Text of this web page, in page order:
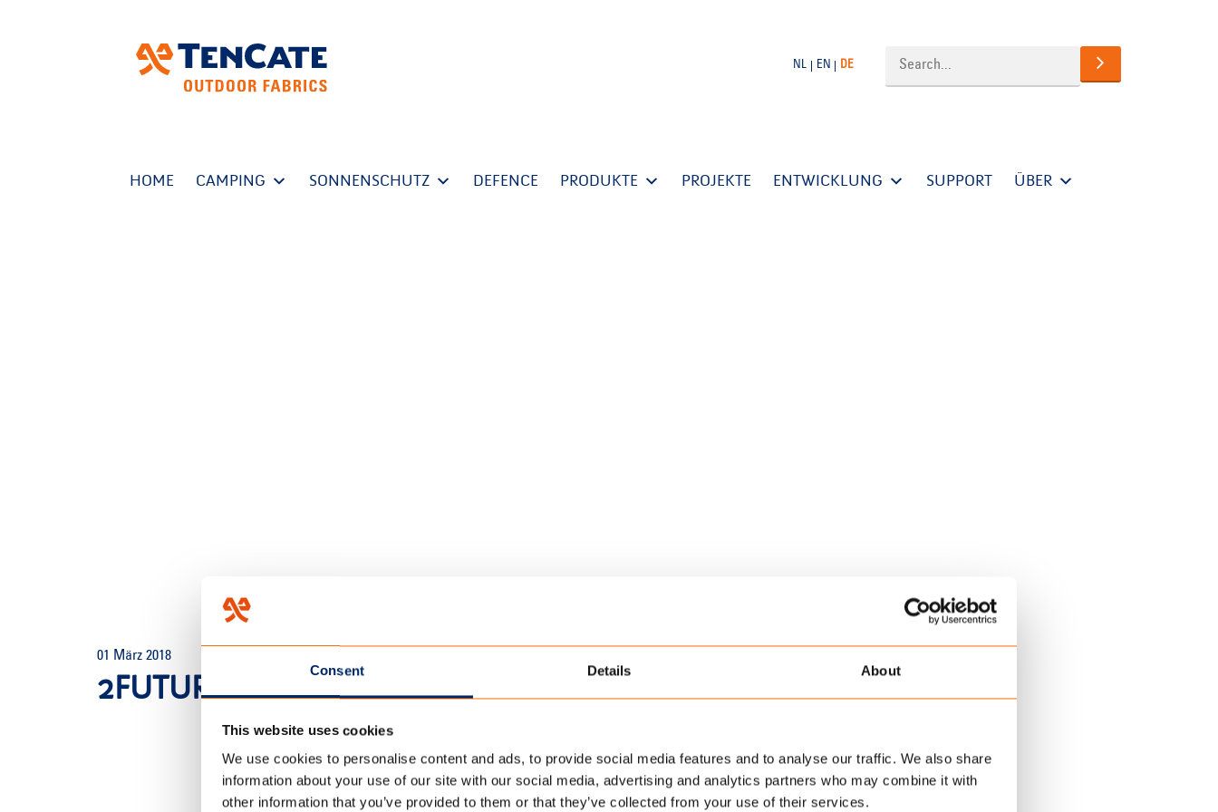
Consent Details About
This website uses cookies
We use cookies to personalise content and ads, to provide social media features and to analyse our traffic. We also share
information about your use of our site with our social media, advertising and analytics partners who may combine it with
other information that you’ve provided to them or that they’ve collected from your use of their services.
NL EN DE
HOME CAMPING SONNENSCHUTZ DEFENCE PRODUKTE PROJEKTE ENTWICKLUNG SUPPORT ÜBER
01 März 2018
2FUTURISKLEUR